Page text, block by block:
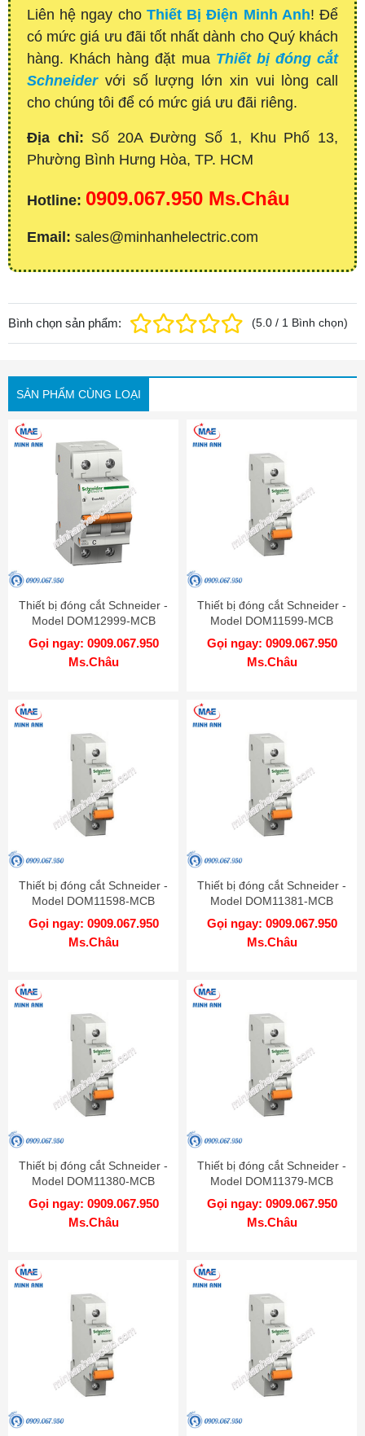
Liên hệ ngay cho Thiết Bị Điện Minh Anh! Để
có mức giá ưu đãi tốt nhất dành cho Quý khách
hàng. Khách hàng đặt mua Thiết bị đóng cắt
Schneider với số lượng lớn xin vui lòng call
cho chúng tôi để có mức giá ưu đãi riêng.
Địa chỉ: Số 20A Đường Số 1, Khu Phố 13,
Phường Bình Hưng Hòa, TP. HCM
Hotline: 0909.067.950 Ms.Châu
Email: sales@minhanhelectric.com
Bình chọn sản phẩm: (5.0 / 1 Bình chọn)
SẢN PHẨM CÙNG LOẠI
Thiết bị đóng cắt Schneider -
Model DOM12999-MCB
Gọi ngay: 0909.067.950
Ms.Châu
Thiết bị đóng cắt Schneider -
Model DOM11599-MCB
Gọi ngay: 0909.067.950
Ms.Châu
Thiết bị đóng cắt Schneider -
Model DOM11598-MCB
Gọi ngay: 0909.067.950
Ms.Châu
Thiết bị đóng cắt Schneider -
Model DOM11381-MCB
Gọi ngay: 0909.067.950
Ms.Châu
Thiết bị đóng cắt Schneider -
Model DOM11380-MCB
Gọi ngay: 0909.067.950
Ms.Châu
Thiết bị đóng cắt Schneider -
Model DOM11379-MCB
Gọi ngay: 0909.067.950
Ms.Châu